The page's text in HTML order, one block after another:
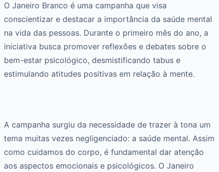
O Janeiro Branco é uma campanha que visa
conscientizar e destacar a importância da saúde mental
na vida das pessoas. Durante o primeiro mês do ano, a
iniciativa busca promover reflexões e debates sobre o
bem-estar psicológico, desmistificando tabus e
estimulando atitudes positivas em relação à mente.
A campanha surgiu da necessidade de trazer à tona um
tema muitas vezes negligenciado: a saúde mental. Assim
como cuidamos do corpo, é fundamental dar atenção
aos aspectos emocionais e psicológicos. O Janeiro